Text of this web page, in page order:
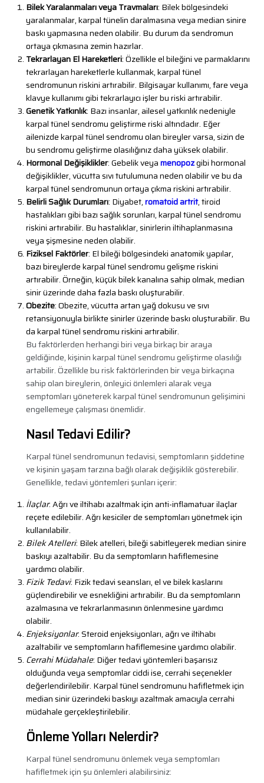
Bilek Yaralanmaları veya Travmaları: Bilek bölgesindeki
yaralanmalar, karpal tünelin daralmasına veya median sinire
baskı yapmasına neden olabilir. Bu durum da sendromun
ortaya çıkmasına zemin hazırlar.
Tekrarlayan El Hareketleri: Özellikle el bileğini ve parmaklarını
tekrarlayan hareketlerle kullanmak, karpal tünel
sendromunun riskini artırabilir. Bilgisayar kullanımı, fare veya
klavye kullanımı gibi tekrarlayıcı işler bu riski artırabilir.
Genetik Yatkınlık: Bazı insanlar, ailesel yatkınlık nedeniyle
karpal tünel sendromu geliştirme riski altındadır. Eğer
ailenizde karpal tünel sendromu olan bireyler varsa, sizin de
bu sendromu geliştirme olasılığınız daha yüksek olabilir.
Hormonal Değişiklikler: Gebelik veyamenopozgibi hormonal
değişiklikler, vücutta sıvı tutulumuna neden olabilir ve bu da
karpal tünel sendromunun ortaya çıkma riskini artırabilir.
Belirli Sağlık Durumları: Diyabet,romatoid artrit, tiroid
hastalıkları gibi bazı sağlık sorunları, karpal tünel sendromu
riskini artırabilir. Bu hastalıklar, sinirlerin iltihaplanmasına
veya şişmesine neden olabilir.
Fiziksel Faktörler: El bileği bölgesindeki anatomik yapılar,
bazı bireylerde karpal tünel sendromu gelişme riskini
artırabilir. Örneğin, küçük bilek kanalına sahip olmak, median
sinir üzerinde daha fazla baskı oluşturabilir.
Obezite: Obezite, vücutta artan yağ dokusu ve sıvı
retansiyonuyla birlikte sinirler üzerinde baskı oluşturabilir. Bu
da karpal tünel sendromu riskini artırabilir.
Bu faktörlerden herhangi biri veya birkaçı bir araya
geldiğinde, kişinin karpal tünel sendromu geliştirme olasılığı
artabilir. Özellikle bu risk faktörlerinden bir veya birkaçına
sahip olan bireylerin, önleyici önlemleri alarak veya
semptomları yöneterek karpal tünel sendromunun gelişimini
engellemeye çalışması önemlidir.
Nasıl Tedavi Edilir?
Karpal tünel sendromunun tedavisi, semptomların şiddetine
ve kişinin yaşam tarzına bağlı olarak değişiklik gösterebilir.
Genellikle, tedavi yöntemleri şunları içerir:
İlaçlar: Ağrı ve iltihabı azaltmak için anti-inflamatuar ilaçlar
reçete edilebilir. Ağrı kesiciler de semptomları yönetmek için
kullanılabilir.
Bilek Atelleri: Bilek atelleri, bileği sabitleyerek median sinire
baskıyı azaltabilir. Bu da semptomların hafiflemesine
yardımcı olabilir.
Fizik Tedavi: Fizik tedavi seansları, el ve bilek kaslarını
güçlendirebilir ve esnekliğini artırabilir. Bu da semptomların
azalmasına ve tekrarlanmasının önlenmesine yardımcı
olabilir.
Enjeksiyonlar: Steroid enjeksiyonları, ağrı ve iltihabı
azaltabilir ve semptomların hafiflemesine yardımcı olabilir.
Cerrahi Müdahale: Diğer tedavi yöntemleri başarısız
olduğunda veya semptomlar ciddi ise, cerrahi seçenekler
değerlendirilebilir. Karpal tünel sendromunu hafifletmek için
median sinir üzerindeki baskıyı azaltmak amacıyla cerrahi
müdahale gerçekleştirilebilir.
Önleme Yolları Nelerdir?
Karpal tünel sendromunu önlemek veya semptomları
hafifletmek için şu önlemleri alabilirsiniz: